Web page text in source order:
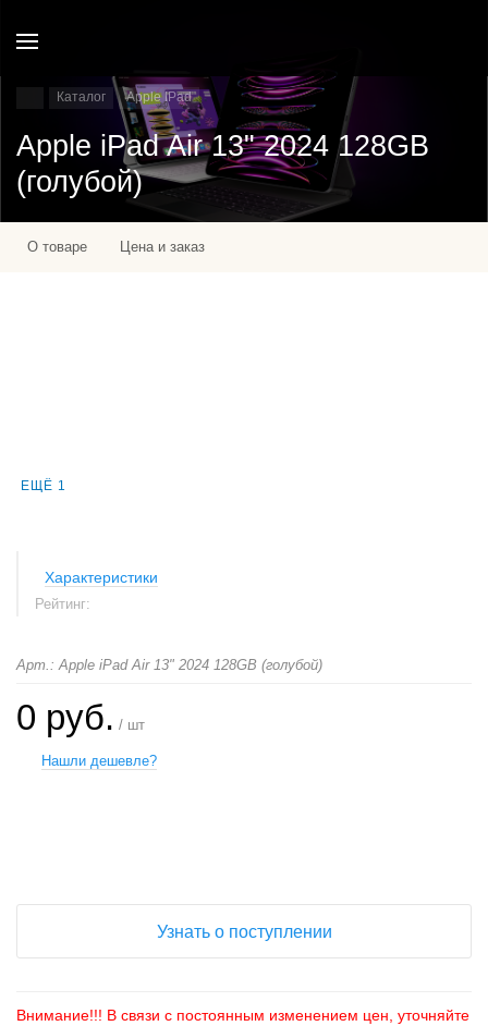
Каталог Apple IPad
Apple iPad Air 13" 2024 128GB
(голубой)
О товаре Цена и заказ
ЕЩЁ 1
Характеристики
Рейтинг:
Арт.: Apple iPad Air 13" 2024 128GB (голубой)
0 руб. / шт
Нашли дешевле?
Узнать о поступлении
Внимание!!! В связи с постоянным изменением цен, уточняйте